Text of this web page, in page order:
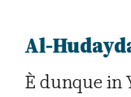
Al-
È dunque in